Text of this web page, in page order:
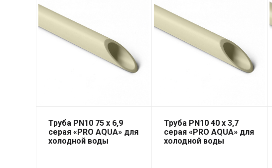
Труба PN10 75 x 6,9
серая «PRO AQUA» для
холодной воды
Труба PN10 40 x 3,7
серая «PRO AQUA» для
холодной воды